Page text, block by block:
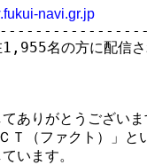
navi.gr.jp
方に配信され
ありがとうござい
Ｔ（ファクト）」と
います。